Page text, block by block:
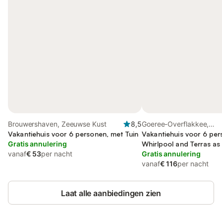
Brouwershaven, Zeeuwse Kust
8,5
Vakantiehuis voor 6 personen, met Tuin
Gratis annulering
vanaf€ 53per nacht
Goeree-Overflakkee,
Grevelingenmeer
Vakantiehuis voor 6
Whirlpool and Terras as
Gratis annulering
vanaf€ 116per nacht
Laat alle aanbiedingen zien